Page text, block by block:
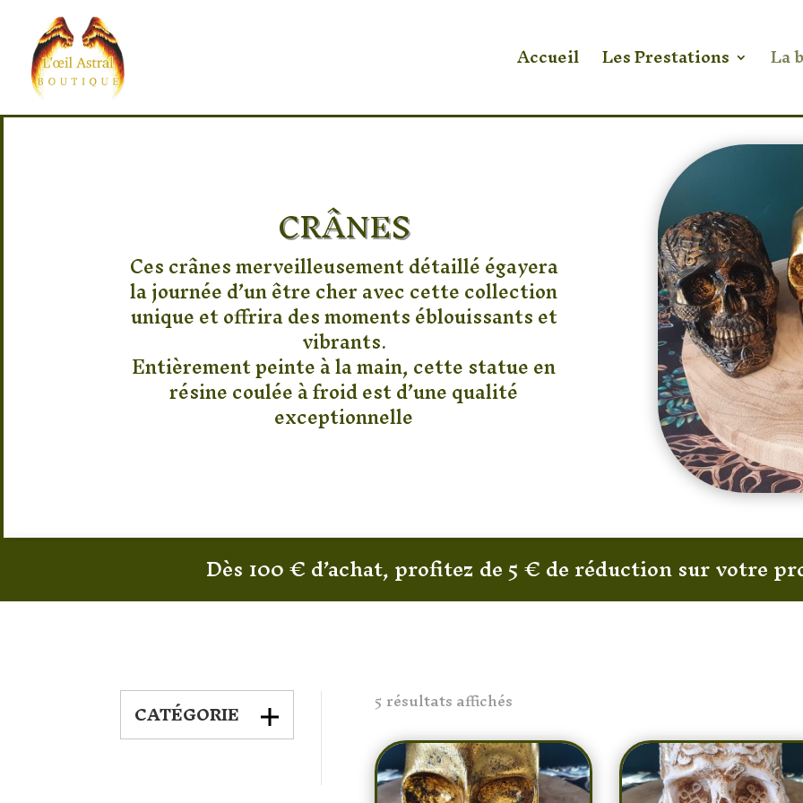
Accueil Les Prestations La
CRÂNES
Ces crânes merveilleusement détaillé égayera
la journée d’un être cher avec cette collection
unique et offrira des moments éblouissants et
vibrants.
Entièrement peinte à la main, cette statue en
résine coulée à froid est d’une qualité
exceptionnelle
Dès 100 € d’achat, profitez de 5 € de réduction sur votre
CATÉGORIE 5 résultats affichés